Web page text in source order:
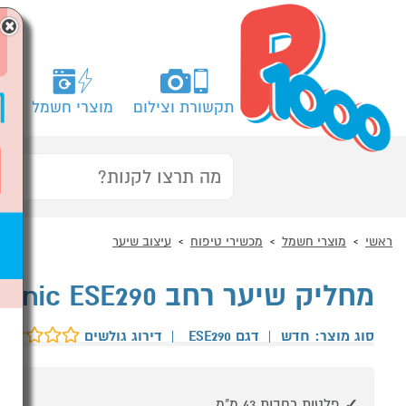
תקשורת וצילום מוצרי חשמל
ראשי מוצרי חשמל מכשירי טיפוח עיצוב שיער
מחליק שיער רחב Sassonic ESE290
סוג מוצר: חדש | דגם ESE290 | דירוג גולשים
×